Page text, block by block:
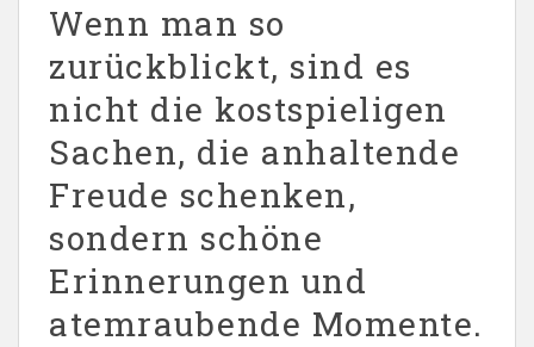
Wenn man so
zurückblickt, sind es
nicht die kostspieligen
Sachen, die anhaltende
Freude schenken,
sondern schöne
Erinnerungen und
atemraubende Momente.